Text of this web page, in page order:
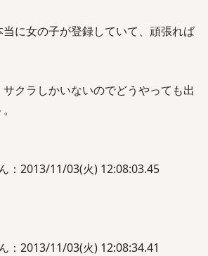
に女の子が登録していて、頑張れば
クラしかいないのでどうやっても出
：2013/11/03(火) 12:08:03.45
：2013/11/03(火) 12:08:34.41